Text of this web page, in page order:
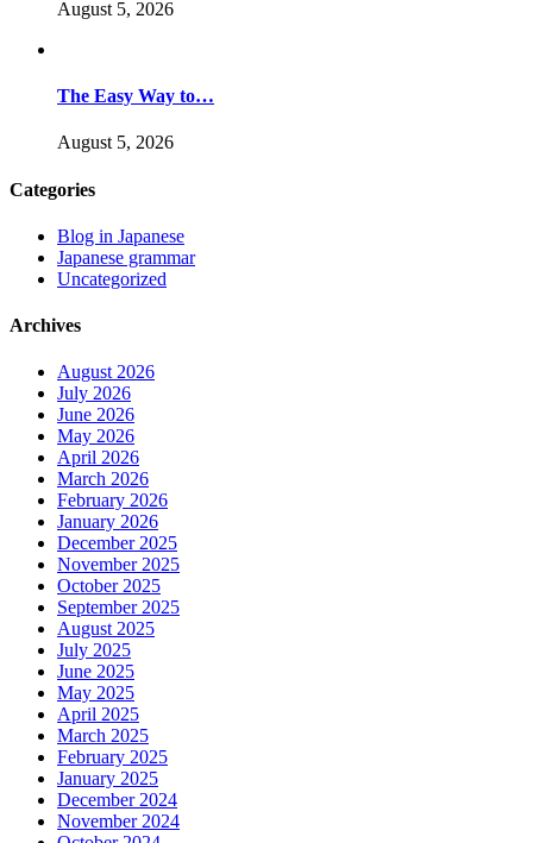
August 5, 2026
The Easy Way to…
August 5, 2026
Categories
Blog in Japanese
Japanese grammar
Uncategorized
Archives
August 2026
July 2026
June 2026
May 2026
April 2026
March 2026
February 2026
January 2026
December 2025
November 2025
October 2025
September 2025
August 2025
July 2025
June 2025
May 2025
April 2025
March 2025
February 2025
January 2025
December 2024
November 2024